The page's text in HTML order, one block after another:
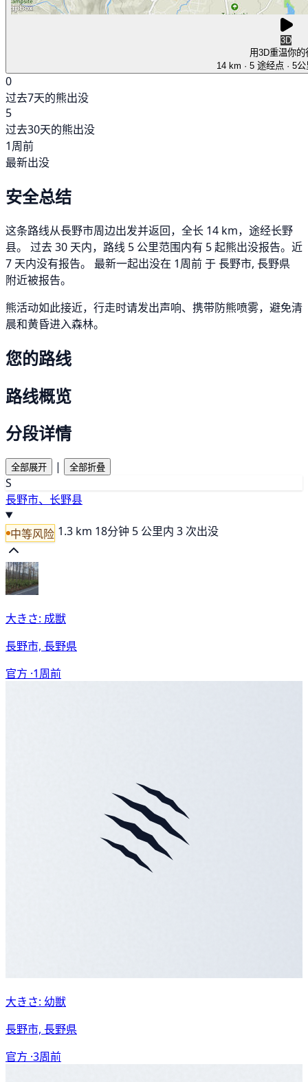
3D
用3D重温你的
14 km · 5 途经点 · 5
0
过去7天的熊出没
5
过去30天的熊出没
1周前
最新出没
安全总结
这条路线从長野市周边出发并返回，全长 14 km，途经长野
县。 过去 30 天内，路线 5 公里范围内有 5 起熊出没报告。近
7 天内没有报告。 最新一起出没在 1周前 于 長野市, 長野県
附近被报告。
熊活动如此接近，行走时请发出声响、携带防熊喷雾，避免清
晨和黄昏进入森林。
您的路线
路线概览
分段详情
全部展开 | 全部折叠
S
長野市、长野县
中等风险 1.3 km 18分钟 5 公里内 3 次出没
大きさ: 成獣
長野市, 長野県
官方 ·1周前
大きさ: 幼獣
長野市, 長野県
官方 ·3周前